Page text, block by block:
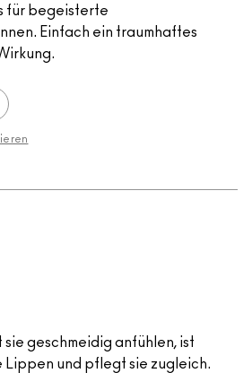
für begeisterte
Einfach ein traumhaftes
sie geschmeidig anfühlen, ist
Lippen und pflegt sie zugleich.